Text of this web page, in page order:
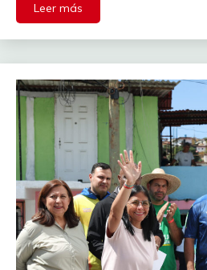
Leer más